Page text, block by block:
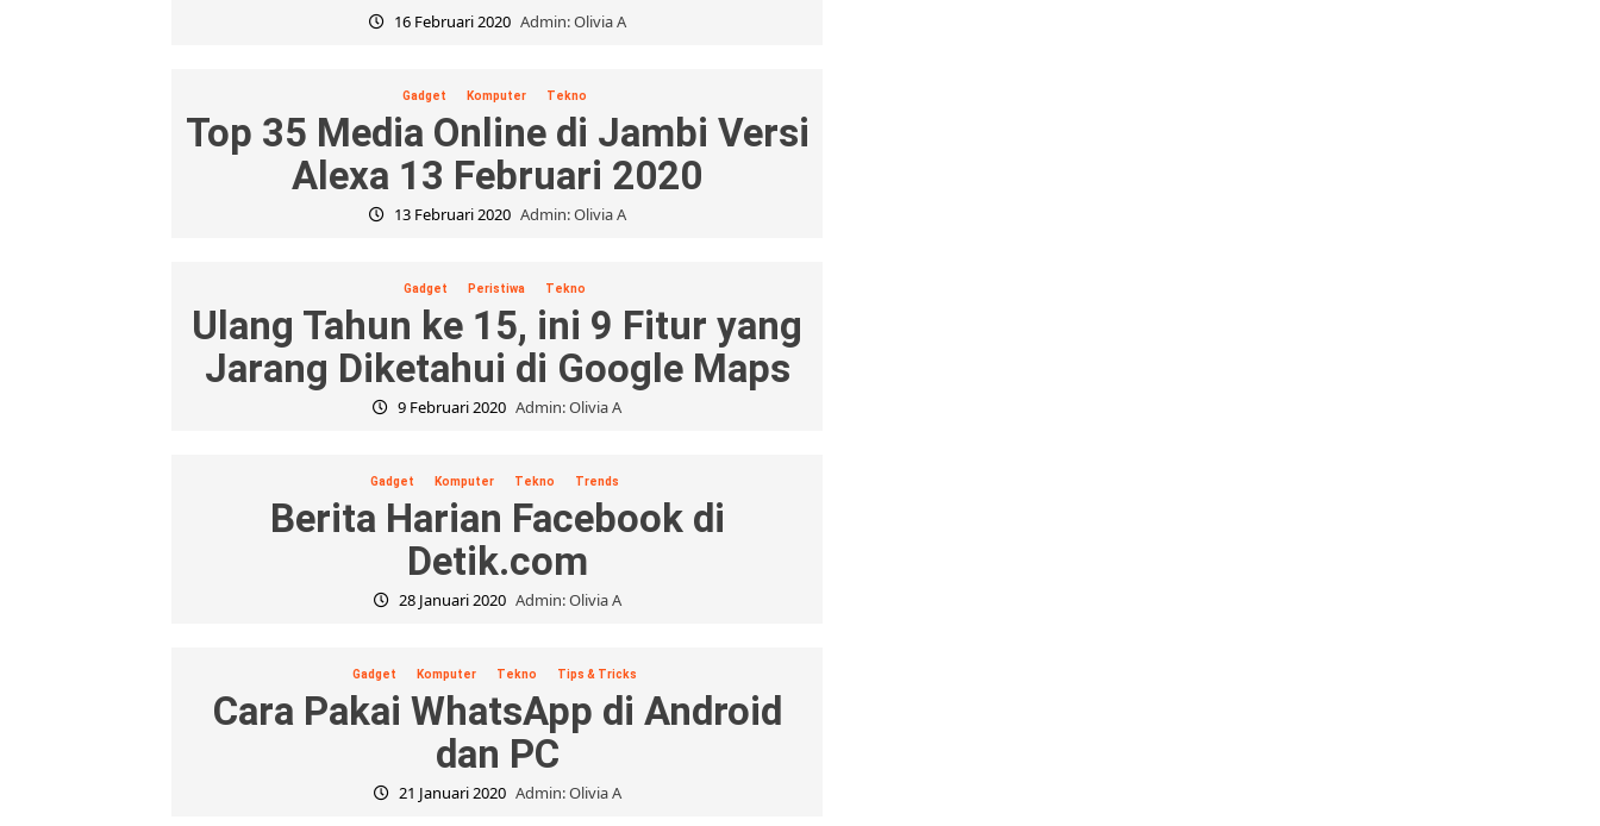
16 Februari 2020 Admin: Olivia A
Gadget Komputer Tekno
Top 35 Media Online di Jambi Versi
Alexa 13 Februari 2020
13 Februari 2020 Admin: Olivia A
Gadget Peristiwa Tekno
Ulang Tahun ke 15, ini 9 Fitur yang
Jarang Diketahui di Google Maps
9 Februari 2020 Admin: Olivia A
Gadget Komputer Tekno Trends
Berita Harian Facebook di
Detik.com
28 Januari 2020 Admin: Olivia A
Gadget Komputer Tekno Tips & Tricks
Cara Pakai WhatsApp di Android
dan PC
21 Januari 2020 Admin: Olivia A